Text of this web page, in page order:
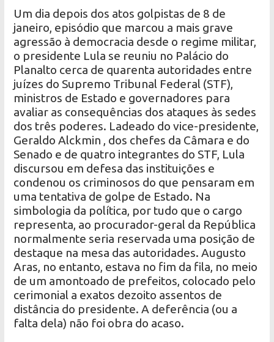
Um dia depois dos atos golpistas de 8 de
janeiro, episódio que marcou a mais grave
agressão à democracia desde o regime militar,
o presidente Lula se reuniu no Palácio do
Planalto cerca de quarenta autoridades entre
juízes do Supremo Tribunal Federal (STF),
ministros de Estado e governadores para
avaliar as consequências dos ataques às sedes
dos três poderes. Ladeado do vice-presidente,
Geraldo Alckmin , dos chefes da Câmara e do
Senado e de quatro integrantes do STF, Lula
discursou em defesa das instituições e
condenou os criminosos do que pensaram em
uma tentativa de golpe de Estado. Na
simbologia da política, por tudo que o cargo
representa, ao procurador-geral da República
normalmente seria reservada uma posição de
destaque na mesa das autoridades. Augusto
Aras, no entanto, estava no fim da fila, no meio
de um amontoado de prefeitos, colocado pelo
cerimonial a exatos dezoito assentos de
distância do presidente. A deferência (ou a
falta dela) não foi obra do acaso.